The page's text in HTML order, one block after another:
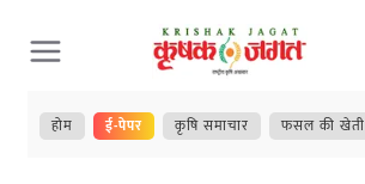
Skip
to
content
होम ई-पेपर कृषि समाचार फसल की खेती